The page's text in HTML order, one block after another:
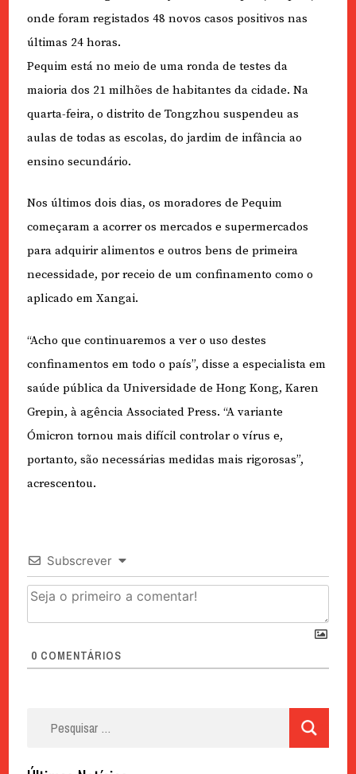
onde foram registados 48 novos casos positivos nas
últimas 24 horas.
Pequim está no meio de uma ronda de testes da
maioria dos 21 milhões de habitantes da cidade. Na
quarta-feira, o distrito de Tongzhou suspendeu as
aulas de todas as escolas, do jardim de infância ao
ensino secundário.
Nos últimos dois dias, os moradores de Pequim
começaram a acorrer os mercados e supermercados
para adquirir alimentos e outros bens de primeira
necessidade, por receio de um confinamento como o
aplicado em Xangai.
“Acho que continuaremos a ver o uso destes
confinamentos em todo o país”, disse a especialista em
saúde pública da Universidade de Hong Kong, Karen
Grepin, à agência Associated Press. “A variante
Ómicron tornou mais difícil controlar o vírus e,
portanto, são necessárias medidas mais rigorosas”,
acrescentou.
Subscrever
0 COMENTÁRIOS